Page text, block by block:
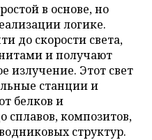
в основе, но
логике.
до скорости света,
и получают
излучение. Этот свет
станции и
белков и
сплавов, композитов,
структур.